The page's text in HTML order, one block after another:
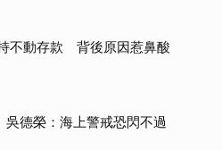
不動存款 背後原因惹鼻酸
德榮：海上警戒恐閃不過